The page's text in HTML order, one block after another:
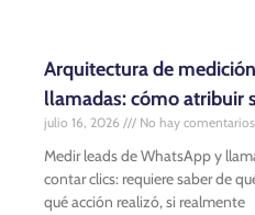
Arquitectura de
llamadas: cómo atribuir
julio 16, 2026 No hay comentarios
Medir leads de WhatsApp y
contar clics: requiere saber de
qué acción realizó, si realmente